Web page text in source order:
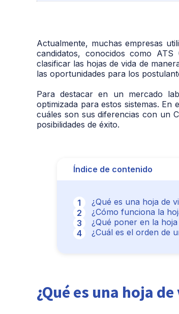
Actualmente, muchas empresas
candidatos, conocidos como
clasificar las hojas de vida de
las oportunidades para los
Para destacar en un mercado
optimizada para estos sistemas.
cuáles son sus diferencias con un
posibilidades de éxito.
Índice de contenido
¿Qué es una hoja de
¿Cómo funciona la
¿Qué poner en la hoja
¿Cuál es el orden de
¿Qué es una hoja